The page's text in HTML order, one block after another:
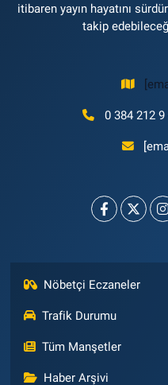
itibaren yayın hayatını
takip
0 384 212
Nöbetçi Eczaneler
Trafik Durumu
Tüm Manşetler
Haber Arşivi